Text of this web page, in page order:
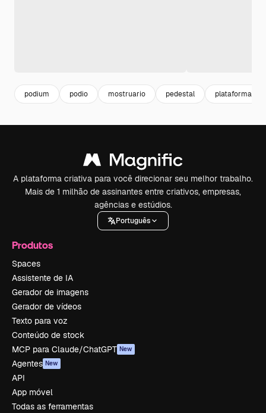
podium podio mostruario pedestal plataforma
A plataforma criativa para você direcionar seu melhor trabalho.
Mais de 1 milhão de assinantes entre criativos, empresas,
agências e estúdios.
Português
Produtos
Spaces
Assistente de IA
Gerador de imagens
Gerador de vídeos
Texto para voz
Conteúdo de stock
MCP para Claude/ChatGPT New
Agentes New
API
App móvel
Todas as ferramentas